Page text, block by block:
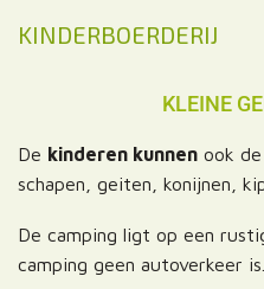
KINDERBOERDERIJ
KLEINE
De kinderen kunnenook de
schapen, geiten, konijnen,
De camping ligt op een
camping geen autoverkeer is.